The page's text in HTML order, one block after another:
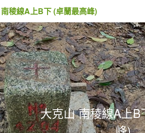
稜線A上B下 (卓蘭最高峰)
大克山 南稜線A上